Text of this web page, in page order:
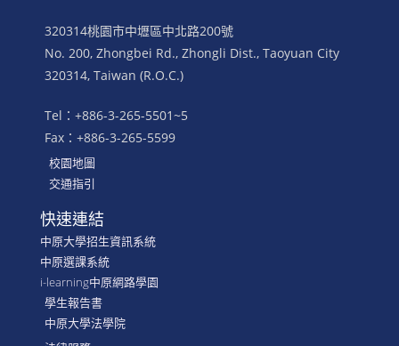
320314桃園市中壢區中北路200號
No. 200, Zhongbei Rd., Zhongli Dist., Taoyuan City
320314, Taiwan (R.O.C.)
Tel：+886-3-265-5501~5
Fax：+886-3-265-5599
校園地圖
交通指引
快速連結
中原大學招生資訊系統
中原選課系統
i-learning中原網路學園
學生報告書
中原大學法學院